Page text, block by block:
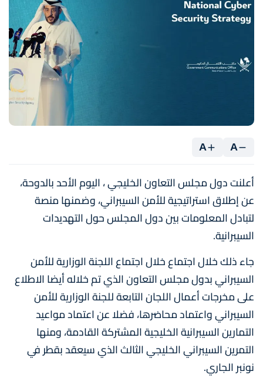
A
A
أعلنت دول مجلس التعاون الخليجي ، اليوم الأحد بالدوحة،
عن إطلاق استراتيجية للأمن السيبراني، وضمنها منصة
لتبادل المعلومات بين دول المجلس حول التهديدات
السيبرانية.
جاء ذلك خلال اجتماع خلال اجتماع اللجنة الوزارية للأمن
السيبراني بدول مجلس التعاون الذي تم خلاله أيضا الاطلاع
على مخرجات أعمال اللجان التابعة للجنة الوزارية للأمن
السيبراني واعتماد محاضرها، فضلا عن اعتماد مواعيد
التمارين السيبرانية الخليجية المشتركة القادمة، ومنها
التمرين السيبراني الخليجي الثالث الذي سيعقد بقطر في
نونبر الجاري.